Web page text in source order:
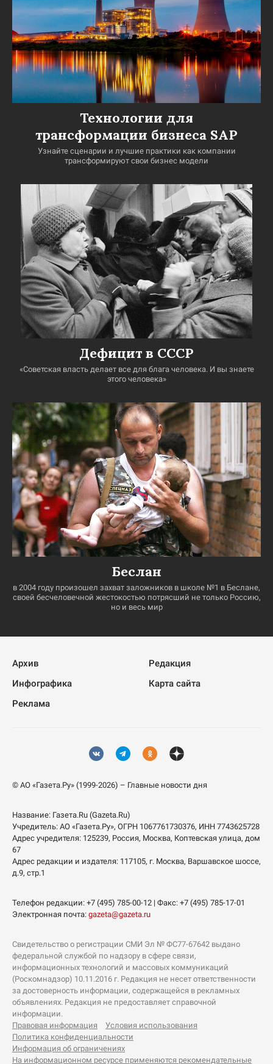
Технологии для
трансформации бизнеса SAP
Узнайте сценарии и лучшие практики как компании
трансформируют свои бизнес модели
Дефицит в СССР
«Советская власть делает все для блага человека. И вы знаете
этого человека»
Беслан
в 2004 году произошел захват заложников в школе №1 в Беслане,
своей бесчеловечной жестокостью потрясший не только Россию,
но и весь мир
Архив
Редакция
Инфографика
Карта сайта
Реклама
© АО «Газета.Ру» (1999-2026) – Главные новости дня
Название: Газета.Ru (Gazeta.Ru)
Учредитель: АО «Газета.Ру», ОГРН 1067761730376, ИНН 7743625728
Адрес учредителя: 125239, Россия, Москва, Коптевская улица, дом
67
Адрес редакции и издателя: 117105, г. Москва, Варшавское шоссе,
д.9, стр.1
Телефон редакции: +7 (495) 785-00-12 | Факс: +7 (495) 785-17-01
Электронная почта: gazeta@gazeta.ru
Свидетельство о регистрации СМИ Эл № ФС77-67642 выдано
федеральной службой по надзору в сфере связи,
информационных технологий и массовых коммуникаций
(Роскомнадзор) 10.11.2016 г. Редакция не несет ответственности
за достоверность информации, содержащейся в рекламных
объявлениях. Редакция не предоставляет справочной
информации.
Правовая информация
Условия использования
Политика конфиденциальности
Информация об ограничениях
На информационном ресурсе применяются рекомендательные